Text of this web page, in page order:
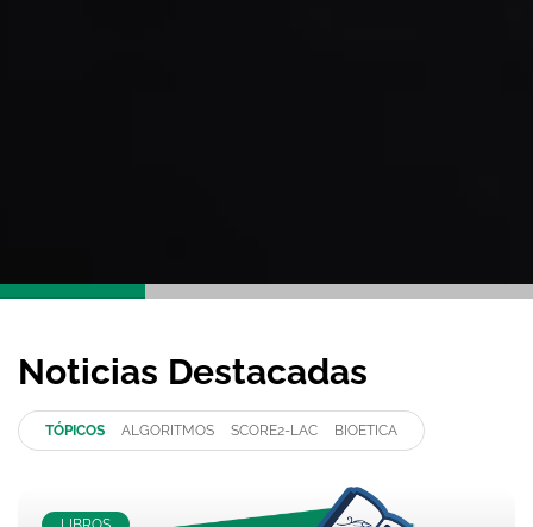
Noticias Destacadas
TÓPICOS ALGORITMOS SCORE2-LAC BIOETICA